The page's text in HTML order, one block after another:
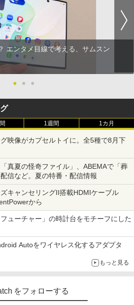
エンタメ目線で考える、サムスン
● ● ●
1週間 1カ月
映像がカプセルトイに。全5種で8月下
真夏の怪奇ファイル」、ABEMAで「葬
信など。夏の特番・配信情報
キャンセリングII搭載HDMIケーブル
から
ューチャー」の時計台をモチーフにした
Autoをワイヤレス化するアダプタ
もっと見る
をフォローする